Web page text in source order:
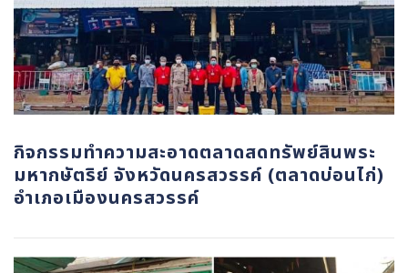
กิจกรรมทำความสะอาดตลาดสดทรัพย์สินพระ
มหากษัตริย์ จังหวัดนครสวรรค์ (ตลาดบ่อนไก่)
อำเภอเมืองนครสวรรค์